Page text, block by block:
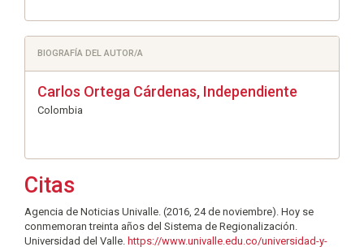
BIOGRAFÍA DEL AUTOR/A
Carlos Ortega Cárdenas, Independiente
Colombia
Citas
Agencia de Noticias Univalle. (2016, 24 de noviembre). Hoy se
conmemoran treinta años del Sistema de Regionalización.
Universidad del Valle. https://www.univalle.edu.co/universidad-y-